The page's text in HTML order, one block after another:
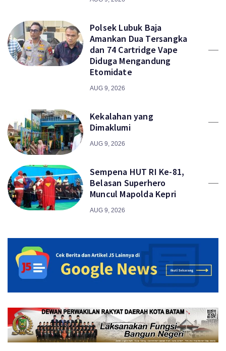
Polsek Lubuk Baja
Amankan Dua Tersangka
dan 74 Cartridge Vape
Diduga Mengandung
Etomidate
AUG 9, 2026
Kekalahan yang
Dimaklumi
AUG 9, 2026
Sempena HUT RI Ke-81,
Belasan Superhero
Muncul Mapolda Kepri
AUG 9, 2026